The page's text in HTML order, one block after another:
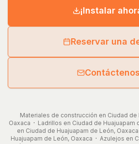
¡Instalar
Reservar una
Contáctenos
Materiales de construcción en Ciudad de
Oaxaca · Ladrillos en Ciudad de Huajuapam
en Ciudad de Huajuapam de León, Oaxaca
Huajuapam de León, Oaxaca · Azulejos en